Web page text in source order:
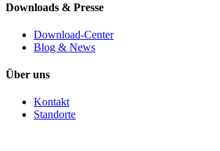
Downloads & Presse
Download-Center
Blog & News
Über uns
Kontakt
Standorte